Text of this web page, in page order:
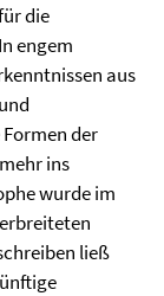
die
engem
aus
der
ins
wurde im
ließ